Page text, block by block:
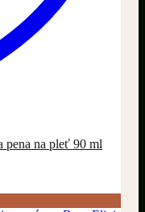
pena na pleť 90 ml